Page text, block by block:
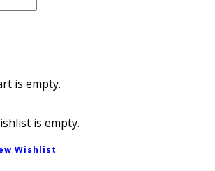
is empty.
is empty.
Wishlist